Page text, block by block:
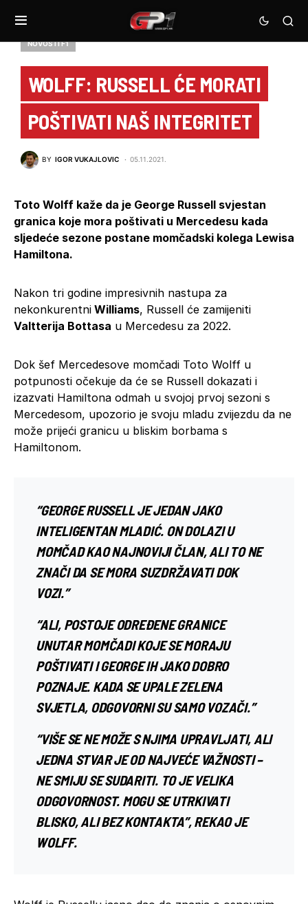
NOVOSTI F1
WOLFF: RUSSELL ĆE MORATI
POŠTIVATI NAŠ INTEGRITET
BY IGOR VUKAJLOVIC 05.11.2021.
Toto Wolff kaže da je George Russell svjestan
granica koje mora poštivati u Mercedesu kada
sljedeće sezone postane momčadski kolega Lewisa
Hamiltona.
Nakon tri godine impresivnih nastupa za
nekonkurentni Williams, Russell će zamijeniti
Valtterija Bottasa u Mercedesu za 2022.
Dok šef Mercedesove momčadi Toto Wolff u
potpunosti očekuje da će se Russell dokazati i
izazvati Hamiltona odmah u svojoj prvoj sezoni s
Mercedesom, upozorio je svoju mladu zvijezdu da ne
može prijeći granicu u bliskim borbama s
Hamiltonom.
“GEORGE RUSSELL JE JEDAN JAKO
INTELIGENTAN MLADIĆ. ON DOLAZI U
MOMČAD KAO NAJNOVIJI ČLAN, ALI TO NE
ZNAČI DA SE MORA SUZDRŽAVATI DOK
VOZI.”
“ALI, POSTOJE ODREĐENE GRANICE
UNUTAR MOMČADI KOJE SE MORAJU
POŠTIVATI ​​I GEORGE IH JAKO DOBRO
POZNAJE. KADA SE UPALE ZELENA
SVJETLA, ODGOVORNI SU SAMO VOZAČI.”
“VIŠE SE NE MOŽE S NJIMA UPRAVLJATI, ALI
JEDNA STVAR JE OD NAJVEĆE VAŽNOSTI –
NE SMIJU SE SUDARITI. TO JE VELIKA
ODGOVORNOST. MOGU SE UTRKIVATI
BLISKO, ALI BEZ KONTAKTA”, REKAO JE
WOLFF.